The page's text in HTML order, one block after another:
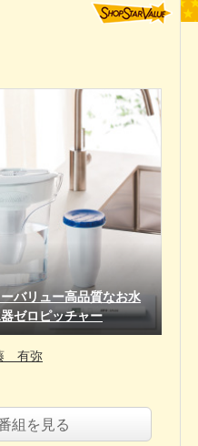
バリュー高品質なお水
ゼロピッチャー
有弥
組を見る